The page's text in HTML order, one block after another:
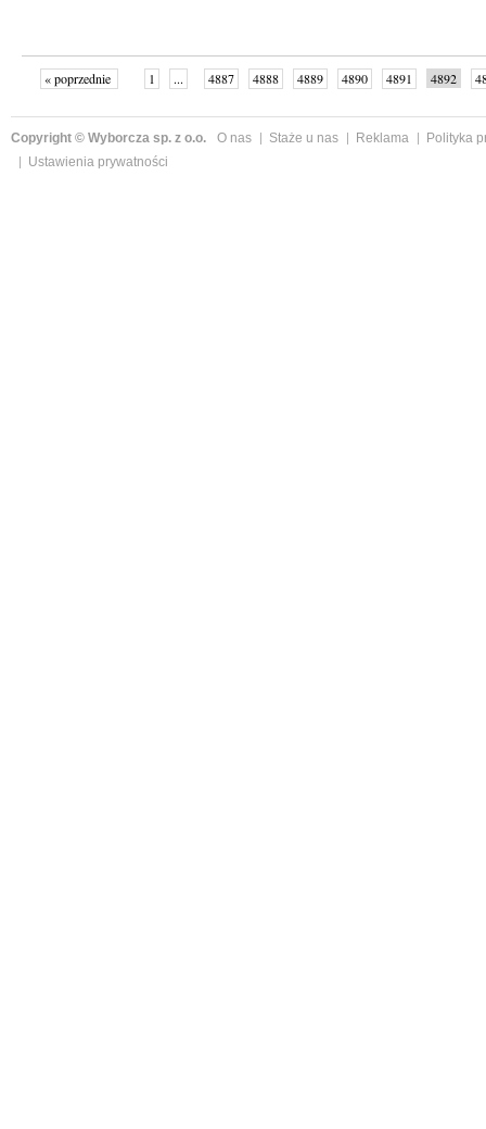
« poprzednie 1 ... 4887 4888 4889 4890 4891 4892
Copyright © Wyborcza sp. z o.o. O nas Staże u nas Reklama
Polityka
Ustawienia prywatności